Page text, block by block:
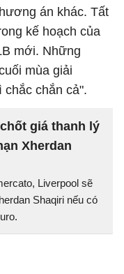
án khác. Tất
kế hoạch của
mới. Những
mùa giải
chắc chắn cả".
giá thanh lý
Xherdan
Liverpool sẽ
Shaqiri nếu có